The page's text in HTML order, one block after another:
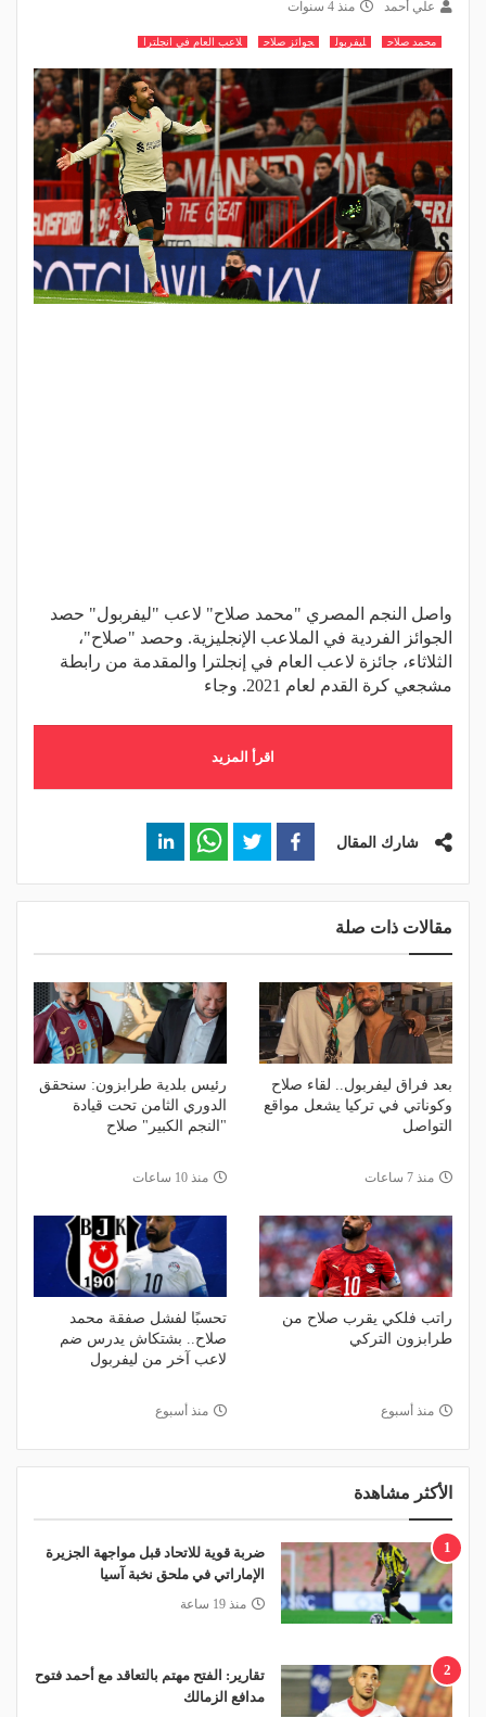
علي أحمد منذ 4 سنوات
محمد صلاح ليفربول جوائز صلاح لاعب العام في انجلترا
واصل النجم المصري "محمد صلاح" لاعب "ليفربول" حصد
الجوائز الفردية في الملاعب الإنجليزية. وحصد "صلاح"،
الثلاثاء، جائزة لاعب العام في إنجلترا والمقدمة من رابطة
مشجعي كرة القدم لعام 2021. وجاء
اقرأ المزيد
شارك المقال
مقالات ذات صلة
بعد فراق ليفربول.. لقاء صلاح
وكوناتي في تركيا يشعل مواقع
التواصل
منذ 7 ساعات
رئيس بلدية طرابزون: سنحقق
الدوري الثامن تحت قيادة
"النجم الكبير" صلاح
منذ 10 ساعات
راتب فلكي يقرب صلاح من
طرابزون التركي
منذ أسبوع
تحسبًا لفشل صفقة محمد
صلاح.. بشتكاش يدرس ضم
لاعب آخر من ليفربول
منذ أسبوع
الأكثر مشاهدة
1
ضربة قوية للاتحاد قبل مواجهة الجزيرة
الإماراتي في ملحق نخبة آسيا
منذ 19 ساعة
2
تقارير: الفتح مهتم بالتعاقد مع أحمد فتوح
مدافع الزمالك